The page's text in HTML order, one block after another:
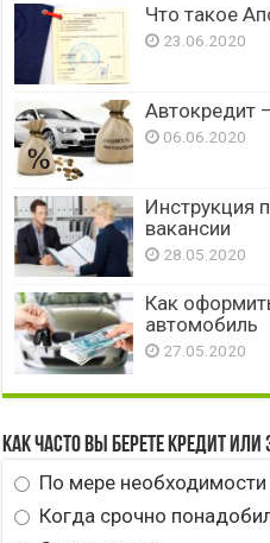
Что такое
23.06.2020
Автокредит
06.06.2020
Инструкция
вакансии
28.05.2020
Как
автомобиль
27.05.2020
Как часто вы берете кредит или
По мере необходимости
Когда срочно